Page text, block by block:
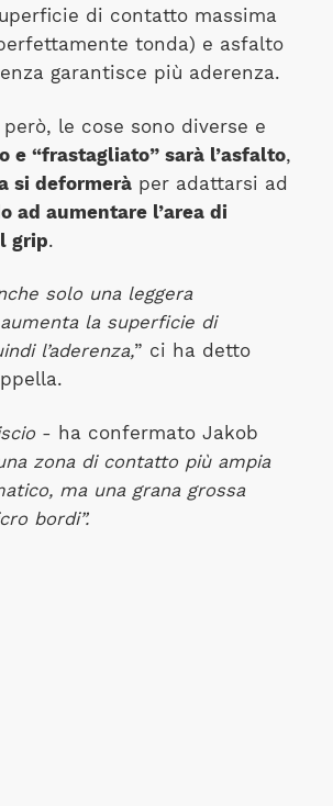
di contatto massima
tonda) e asfalto
garantisce più aderenza.
le cose sono diverse e
e “frastagliato” sarà l’asfalto,
si deformeràper adattarsi ad
ad aumentare l’area di
grip.
solo una leggera
la superficie di
l’aderenza,” ci ha detto
- ha confermato Jakob
zona di contatto più ampia
ma una grana grossa
bordi”.